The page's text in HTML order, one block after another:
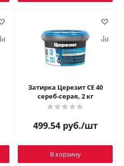
Затирка Церезит CE 40
сереб-серая, 2 кг
499.54руб./шт
В корзину